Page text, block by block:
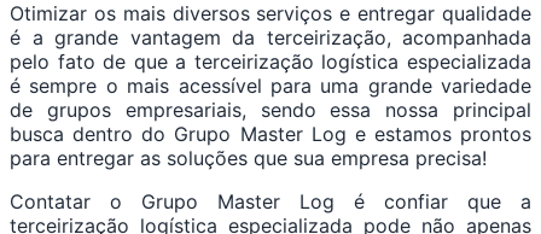
Otimizar os mais diversos serviços e entregar qualidade
é a grande vantagem da terceirização, acompanhada
pelo fato de que a terceirização logística especializada
é sempre o mais acessível para uma grande variedade
de grupos empresariais, sendo essa nossa principal
busca dentro do Grupo Master Log e estamos prontos
para entregar as soluções que sua empresa precisa!
Contatar o Grupo Master Log é confiar que a
terceirização logística especializada pode não apenas